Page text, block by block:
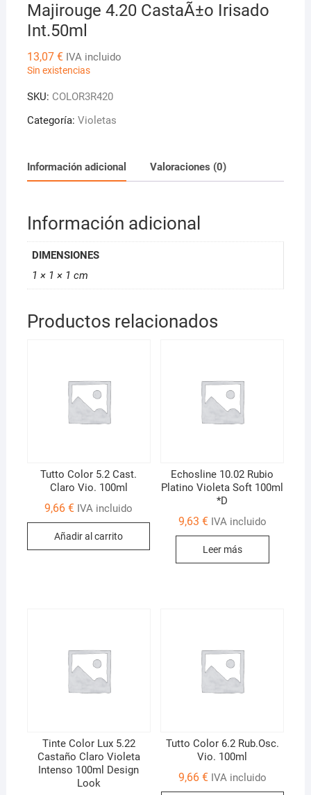
Majirouge 4.20 CastaÃ±o Irisado
Int.50ml
13,07 € IVA incluido
Sin existencias
SKU: COLOR3R420
Categoría: Violetas
Información adicional Valoraciones (0)
Información adicional
DIMENSIONES
1 × 1 × 1 cm
Productos relacionados
Tutto Color 5.2 Cast.
Claro Vio. 100ml
9,66€ IVA incluido
Añadir al carrito
Echosline 10.02 Rubio
Platino Violeta Soft 100ml
*D
9,63 € IVA incluido
Leer más
Tinte Color Lux 5.22
Castaño Claro Violeta
Intenso 100ml Design
Look
Tutto Color 6.2 Rub.Osc.
Vio. 100ml
9,66 € IVA incluido